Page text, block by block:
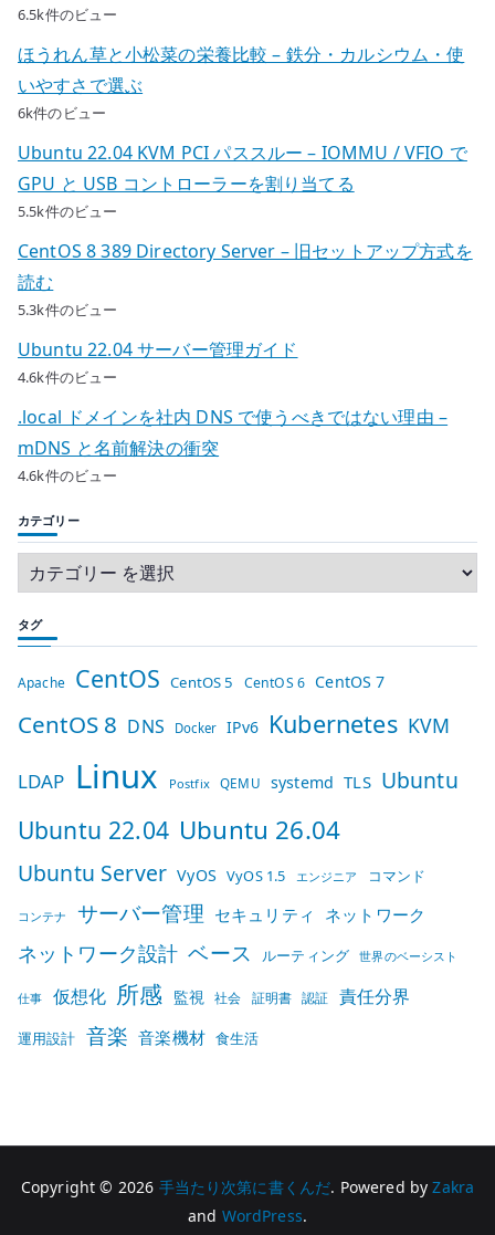
6.5k件のビュー
ほうれん草と小松菜の栄養比較 – 鉄分・カルシウム・使
いやすさで選ぶ
6k件のビュー
Ubuntu 22.04 KVM PCI パススルー – IOMMU / VFIO で
GPU と USB コントローラーを割り当てる
5.5k件のビュー
CentOS 8 389 Directory Server – 旧セットアップ方式を
読む
5.3k件のビュー
Ubuntu 22.04 サーバー管理ガイド
4.6k件のビュー
.local ドメインを社内 DNS で使うべきではない理由 –
mDNS と名前解決の衝突
4.6k件のビュー
カテゴリー
タグ
Apache CentOS CentOS 5 CentOS 6 CentOS 7
CentOS 8 DNS Docker IPv6 Kubernetes KVM
LDAP Linux Postfix QEMU systemd TLS Ubuntu
Ubuntu 22.04 Ubuntu 26.04
Ubuntu Server VyOS VyOS 1.5 エンジニア コマンド
コンテナ サーバー管理 セキュリティ ネットワーク
ネットワーク設計 ベース ルーティング 世界のベーシスト
仕事 仮想化 所感 監視 社会 証明書 認証 責任分界
運用設計 音楽 音楽機材 食生活
Copyright © 2026 手当たり次第に書くんだ. Powered byZakra
and WordPress.